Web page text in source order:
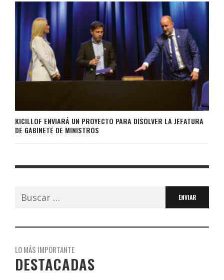
KICILLOF ENVIARÁ UN PROYECTO PARA DISOLVER LA JEFATURA
DE GABINETE DE MINISTROS
Buscar:
LO MÁS IMPORTANTE
DESTACADAS